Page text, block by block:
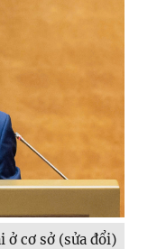
ở cơ sở (sửa đổi)